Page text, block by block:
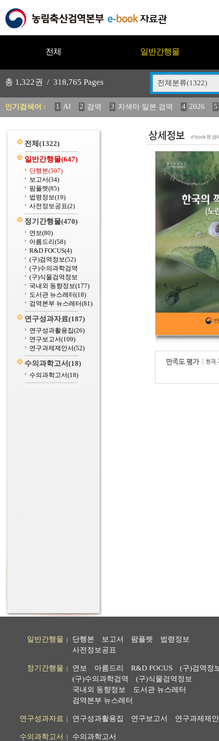
전체 일반간행물
총 1,322권 / 318,765 Pages 전체분류(1322)
인기검색어 : 1 AI 2 검역 3 지색마 일본 검역 4 2026 5
전체 (1322)
일반간행물(647)
단행본(507)
보고서(34)
팜플렛(85)
법령정보(19)
사전정보공표(2)
정기간행물(470)
연보(80)
아름드리(58)
R&D FOCUS(4)
(구)검역정보(52)
(구)수의과학검역
(구)식물검역정보
국내외 동향정보(177)
도서관 뉴스레터(18)
검역본부 뉴스레터(81)
연구성과자료(187)
연구성과활용집(26)
연구보고서(109)
연구과제제안서(52)
수의과학고서(18)
수의과학고서(18)
일반간행물 단행본 보고서 팜플렛
법령정보
사전정보공표
정기간행물 연보 아름드리 R&D FOCUS
(구)검역정
(구)수의과학검역
(구)식물검역정보
국내외 동향정보
도서관 뉴스레터
검역본부 뉴스레터
연구성과자료 연구성과활용집 연구보고서 연구과제제
수의과학고서 수의과학고서